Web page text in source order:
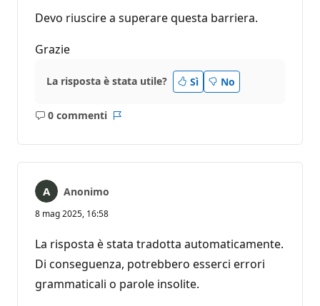
Devo riuscire a superare questa barriera.
Grazie
La risposta è stata utile? Sì No
0 commenti
Nessun
Anonimo
8 mag 2025, 16:58
La risposta è stata tradotta automaticamente.
Di conseguenza, potrebbero esserci errori
grammaticali o parole insolite.